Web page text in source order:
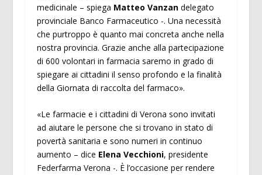
medicinale – spiega Matteo Vanzandelegato
provinciale Banco Farmaceutico -. Una necessità
che purtroppo è quanto mai concreta anche nella
nostra provincia. Grazie anche alla partecipazione
di 600 volontari in farmacia saremo in grado di
spiegare ai cittadini il senso profondo e la finalità
della Giornata di raccolta del farmaco».
«Le farmacie e i cittadini di Verona sono invitati
ad aiutare le persone che si trovano in stato di
povertà sanitaria e sono numeri in continuo
aumento – dice Elena Vecchioni, presidente
Federfarma Verona -. È l’occasione per rendere